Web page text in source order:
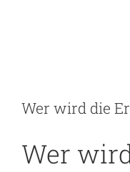
Wer wird die
Wer